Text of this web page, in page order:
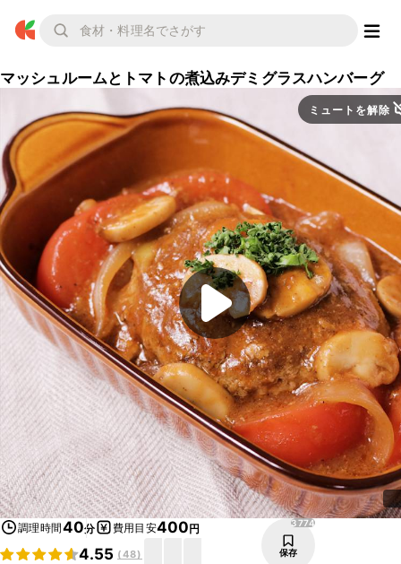
マッシュルームとトマトの煮込みデミグラスハンバーグ
ミュートを解除
調理時間40分 費用目安400円
4.55 (48)
3774
保存